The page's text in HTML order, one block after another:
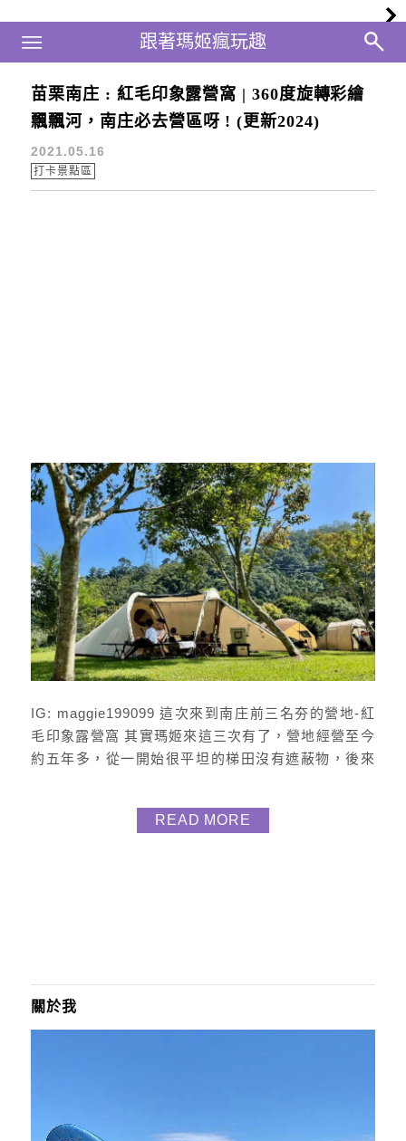
跟著瑪姬瘋玩趣
跟著瑪姬瘋玩趣
Main Menu
苗栗露營區
苗栗南庄 : 紅毛印象露營窩 | 360度旋轉彩繪
飄飄河，南庄必去營區呀 ! (更新2024)
2021.05.16
打卡景點區
IG: maggie199099 這次來到南庄前三名夯的營地-紅
毛印象露營窩 其實瑪姬來這三次有了，營地經營至今
約五年多，從一開始很平坦的梯田沒有遮蔽物，後來
著櫻花、杏花、桃花齊放整個營地，被粉色白色覆蓋
READ MORE
關於我